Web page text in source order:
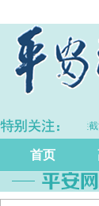
·拦截黄金30余千
首页